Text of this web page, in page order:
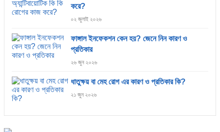
করে?
০২ জুলাই ২০২৬
ফাঙ্গাল ইনফেকশন কেন হয়? জেনে নিন কারণ ও
প্রতিকার
২৬ জুন ২০২৬
ধাতুক্ষয় বা মেহ রোগ এর কারণ ও প্রতিকার কি?
২১ জুন ২০২৬